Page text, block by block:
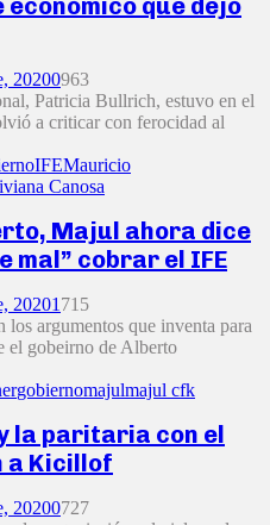
que dejó
20200963
Patricia Bullrich, estuvo en el
a criticar con ferocidad al
IFEMauricio
Canosa
Majul ahora dice
mal” cobrar el IFE
20201 715
argumentos que inventa para
el gobeirno de Alberto
gobiernomajulmajul cfk
la paritaria con el
a Kicillof
20200727